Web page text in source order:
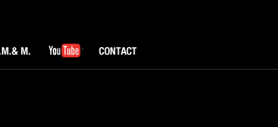
YouTube CONTACT